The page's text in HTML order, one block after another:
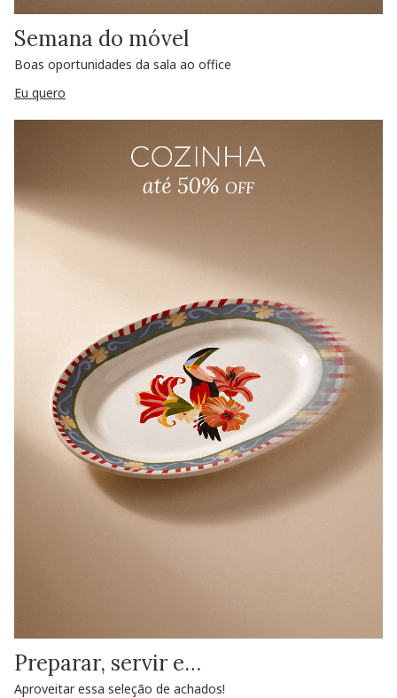
Semana do móvel
Boas oportunidades da sala ao office
Eu quero
Preparar, servir e…
Aproveitar essa seleção de achados!